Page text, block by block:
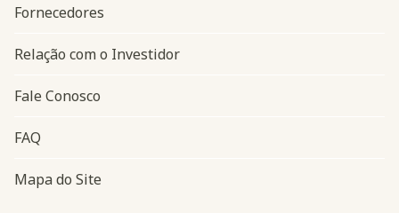
Fornecedores
Relação com o Investidor
Fale Conosco
FAQ
Mapa do Site